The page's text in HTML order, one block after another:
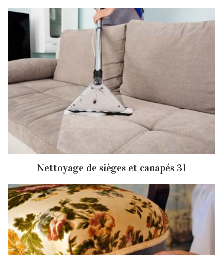
Nettoyage de sièges et canapés 31